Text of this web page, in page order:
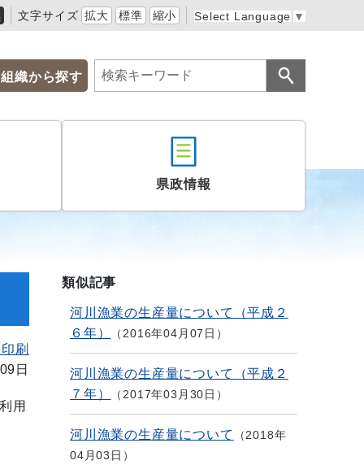
文字サイズ 拡大 標準 縮小 Select Language ▼
組織から探す
県政情報
刷
日
用
類似記事
河川漁業の生産量について（平成２
６年）
2016年04月07日
河川漁業の生産量について（平成２
７年）
2017年03月30日
河川漁業の生産量について
2018年
04月03日